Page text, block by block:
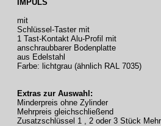
IMPULS
mit
Schlüssel-Taster mit
1 Tast-Kontakt Alu-Profil mit
anschraubbarer Bodenplatte
aus Edelstahl
Farbe: lichtgrau (ähnlich RAL 7035)
Extras zur Auswahl:
Minderpreis ohne Zylinder
Mehrpreis gleichschließend
Zusatzschlüssel 1 , 2 oder 3 Stück